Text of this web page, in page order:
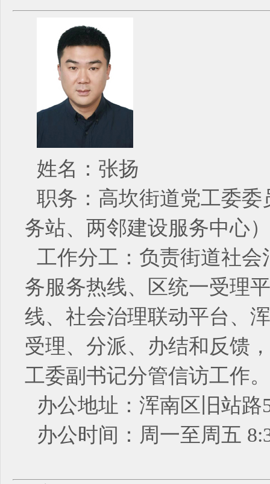
姓名：张扬
职务：高坎街道党工委
务站、两邻建设服务中心
工作分工：负责街道社会
务服务热线、区统一受理
线、社会治理联动平台、
受理、分派、办结和反馈
工委副书记分管信访工作。
办公地址：浑南区旧站路
办公时间：周一至周五